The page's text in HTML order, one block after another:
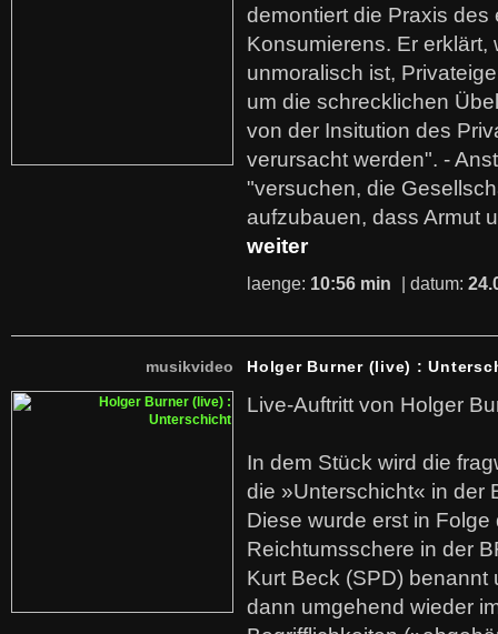
demontiert die Praxis des
Konsumierens. Er erklärt,
unmoralisch ist,
um die schrecklichen
von der Insitution des
verursacht werden". -
"versuchen, die
aufzubauen, dass Armut
weiter
laenge: 10:56 min | datum:
musikvideo Holger Burner (live) :
Live-Auftritt von Holger
In dem Stück wird die
die »Unterschicht« in der
Diese wurde erst in
Reichtumsschere in der
Kurt Beck (SPD)
dann umgehend wieder